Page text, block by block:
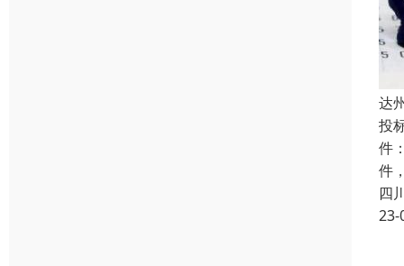
达
投
件
件
四
23-